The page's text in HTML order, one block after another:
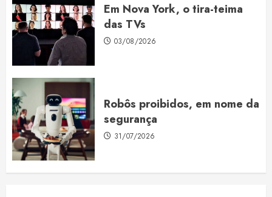
Em Nova York, o tira-teima
das TVs
03/08/2026
Robôs proibidos, em nome da
segurança
31/07/2026